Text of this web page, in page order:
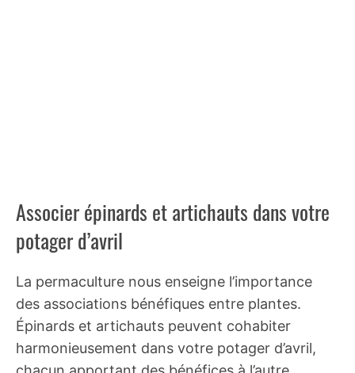
Associer épinards et artichauts dans votre
potager d’avril
La permaculture nous enseigne l’importance
des associations bénéfiques entre plantes.
Épinards et artichauts peuvent cohabiter
harmonieusement dans votre potager d’avril,